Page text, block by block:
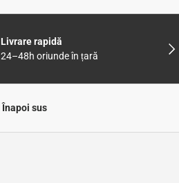
Livrare rapidă
24–48h oriunde în țară
Înapoi sus